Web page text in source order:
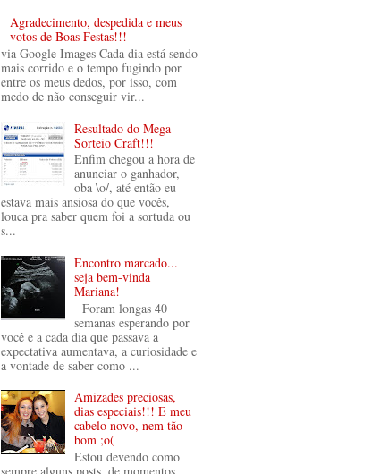
Agradecimento, despedida e meus
votos de Boas Festas!!!
via Google Images Cada dia está sendo
mais corrido e o tempo fugindo por
entre os meus dedos, por isso, com
medo de não conseguir vir...
Resultado do Mega
Sorteio Craft!!!
Enfim chegou a hora de
anunciar o ganhador,
oba \o/, até então eu
estava mais ansiosa do que vocês,
louca pra saber quem foi a sortuda ou
s...
Encontro marcado...
seja bem-vinda
Mariana!
Foram longas 40
semanas esperando por
você e a cada dia que passava a
expectativa aumentava, a curiosidade e
a vontade de saber como ...
Amizades preciosas,
dias especiais!!! E meu
cabelo novo, nem tão
bom ;o(
Estou devendo como